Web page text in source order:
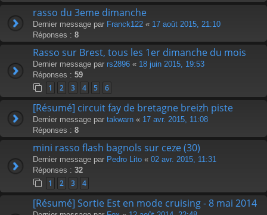
rasso du 3eme dimanche
Dernier message par Franck122 « 17 août 2015, 21:10
Réponses : 8
Rasso sur Brest, tous les 1er dimanche du mois
Dernier message par rs2896 « 18 juin 2015, 19:53
Réponses : 59
1 2 3 4 5 6
[Résumé] circuit fay de bretagne breizh piste
Dernier message par takwarn « 17 avr. 2015, 11:08
Réponses : 8
mini rasso flash bagnols sur ceze (30)
Dernier message par Pedro Lito « 02 avr. 2015, 11:31
Réponses : 32
1 2 3 4
[Résumé] Sortie Est en mode cruising - 8 mai 2014